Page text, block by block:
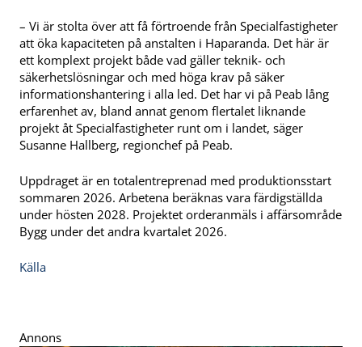
– Vi är stolta över att få förtroende från Specialfastigheter
att öka kapaciteten på anstalten i Haparanda. Det här är
ett komplext projekt både vad gäller teknik- och
säkerhetslösningar och med höga krav på säker
informationshantering i alla led. Det har vi på Peab lång
erfarenhet av, bland annat genom flertalet liknande
projekt åt Specialfastigheter runt om i landet, säger
Susanne Hallberg, regionchef på Peab.
Uppdraget är en totalentreprenad med produktionsstart
sommaren 2026. Arbetena beräknas vara färdigställda
under hösten 2028. Projektet orderanmäls i affärsområde
Bygg under det andra kvartalet 2026.
Källa
Annons